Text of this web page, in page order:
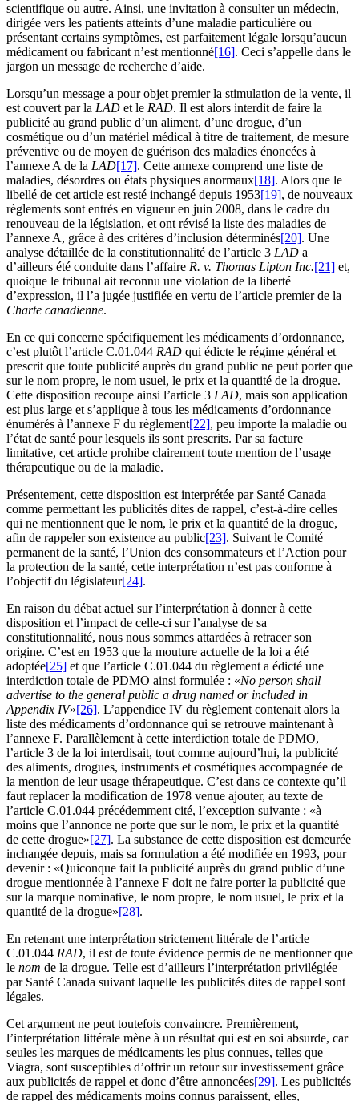
scientifique ou autre. Ainsi, une invitation à consulter un médecin,
dirigée vers les patients atteints d’une maladie particulière ou
présentant certains symptômes, est parfaitement légale lorsqu’aucun
médicament ou fabricant n’est mentionné[16]. Ceci s’appelle dans le
jargon un message de recherche d’aide.
Lorsqu’un message a pour objet premier la stimulation de la vente, il
est couvert par la LAD et le RAD. Il est alors interdit de faire la
publicité au grand public d’un aliment, d’une drogue, d’un
cosmétique ou d’un matériel médical à titre de traitement, de mesure
préventive ou de moyen de guérison des maladies énoncées à
l’annexe A de la LAD[17]. Cette annexe comprend une liste de
maladies, désordres ou états physiques anormaux[18]. Alors que le
libellé de cet article est resté inchangé depuis 1953[19], de nouveaux
règlements sont entrés en vigueur en juin 2008, dans le cadre du
renouveau de la législation, et ont révisé la liste des maladies de
l’annexe A, grâce à des critères d’inclusion déterminés[20]. Une
analyse détaillée de la constitutionnalité de l’article 3 LAD a
d’ailleurs été conduite dans l’affaire R. v. Thomas Lipton Inc.[21] et,
quoique le tribunal ait reconnu une violation de la liberté
d’expression, il l’a jugée justifiée en vertu de l’article premier de la
Charte canadienne.
En ce qui concerne spécifiquement les médicaments d’ordonnance,
c’est plutôt l’article C.01.044 RAD qui édicte le régime général et
prescrit que toute publicité auprès du grand public ne peut porter que
sur le nom propre, le nom usuel, le prix et la quantité de la drogue.
Cette disposition recoupe ainsi l’article 3 LAD, mais son application
est plus large et s’applique à tous les médicaments d’ordonnance
énumérés à l’annexe F du règlement[22], peu importe la maladie ou
l’état de santé pour lesquels ils sont prescrits. Par sa facture
limitative, cet article prohibe clairement toute mention de l’usage
thérapeutique ou de la maladie.
Présentement, cette disposition est interprétée par Santé Canada
comme permettant les publicités dites de rappel, c’est-à-dire celles
qui ne mentionnent que le nom, le prix et la quantité de la drogue,
afin de rappeler son existence au public[23]. Suivant le Comité
permanent de la santé, l’Union des consommateurs et l’Action pour
la protection de la santé, cette interprétation n’est pas conforme à
l’objectif du législateur[24].
En raison du débat actuel sur l’interprétation à donner à cette
disposition et l’impact de celle-ci sur l’analyse de sa
constitutionnalité, nous nous sommes attardées à retracer son
origine. C’est en 1953 que la mouture actuelle de la loi a été
adoptée[25] et que l’article C.01.044 du règlement a édicté une
interdiction totale de PDMO ainsi formulée : «No person shall
advertise to the general public a drug named or included in
Appendix IV»[26]. L’appendice IV du règlement contenait alors la
liste des médicaments d’ordonnance qui se retrouve maintenant à
l’annexe F. Parallèlement à cette interdiction totale de PDMO,
l’article 3 de la loi interdisait, tout comme aujourd’hui, la publicité
des aliments, drogues, instruments et cosmétiques accompagnée de
la mention de leur usage thérapeutique. C’est dans ce contexte qu’il
faut replacer la modification de 1978 venue ajouter, au texte de
l’article C.01.044 précédemment cité, l’exception suivante : «à
moins que l’annonce ne porte que sur le nom, le prix et la quantité
de cette drogue»[27]. La substance de cette disposition est demeurée
inchangée depuis, mais sa formulation a été modifiée en 1993, pour
devenir : «Quiconque fait la publicité auprès du grand public d’une
drogue mentionnée à l’annexe F doit ne faire porter la publicité que
sur la marque nominative, le nom propre, le nom usuel, le prix et la
quantité de la drogue»[28].
En retenant une interprétation strictement littérale de l’article
C.01.044 RAD, il est de toute évidence permis de ne mentionner que
le nom de la drogue. Telle est d’ailleurs l’interprétation privilégiée
par Santé Canada suivant laquelle les publicités dites de rappel sont
légales.
Cet argument ne peut toutefois convaincre. Premièrement,
l’interprétation littérale mène à un résultat qui est en soi absurde, car
seules les marques de médicaments les plus connues, telles que
Viagra, sont susceptibles d’offrir un retour sur investissement grâce
aux publicités de rappel et donc d’être annoncées[29]. Les publicités
de rappel des médicaments moins connus paraissent, elles,